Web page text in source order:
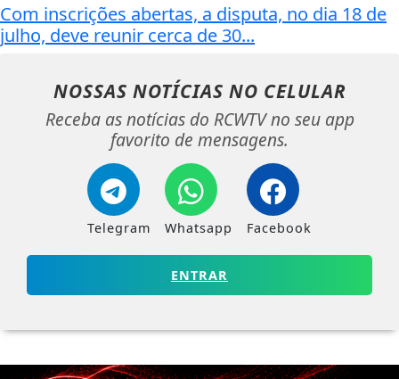
Com inscrições abertas, a disputa, no dia 18 de
julho, deve reunir cerca de 30...
NOSSAS NOTÍCIAS NO CELULAR
Receba as notícias do RCWTV no seu app
favorito de mensagens.
Telegram Whatsapp Facebook
ENTRAR